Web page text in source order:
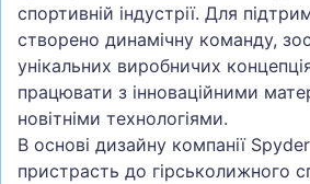
спортивній індустрії. Для
створено динамічну команду,
унікальних виробничих
працювати з інноваційними
новітніми технологіями.
В основі дизайну компанії
пристрасть до гірськолижного